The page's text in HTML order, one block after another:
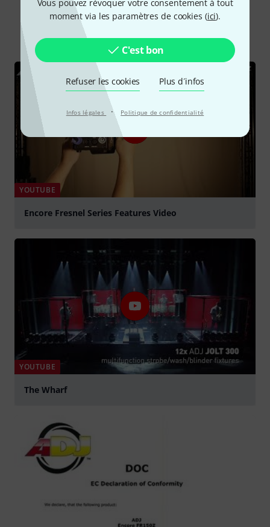
Vous pouvez révoquer votre consentement à tout
moment via les paramètres de cookies (ici).
C'est bon
Refuser les cookies Plus d´infos
Infos légales · Politique de confidentialité
YOUTUBE
Encore Fresnel Series Features Video
YOUTUBE
The Wharf